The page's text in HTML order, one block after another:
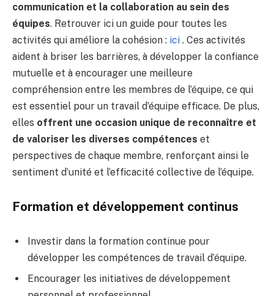
communication et la collaboration au sein des
équipes. Retrouver ici un guide pour toutes les
activités qui améliore la cohésion : ici . Ces activités
aident à briser les barrières, à développer la confiance
mutuelle et à encourager une meilleure
compréhension entre les membres de l’équipe, ce qui
est essentiel pour un travail d’équipe efficace. De plus,
elles offrent une occasion unique de reconnaître et
de valoriser les diverses compétences et
perspectives de chaque membre, renforçant ainsi le
sentiment d’unité et l’efficacité collective de l’équipe.
Formation et développement continus
Investir dans la formation continue pour
développer les compétences de travail d’équipe.
Encourager les initiatives de développement